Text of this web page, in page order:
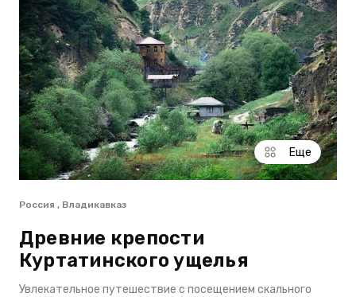
Еще
Россия , Владикавказ
Древние крепости
Куртатинского ущелья
Увлекательное путешествие с посещением скального